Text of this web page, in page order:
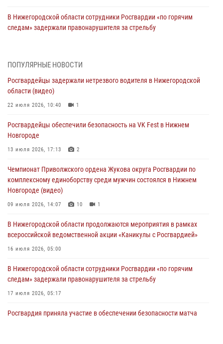
В Нижегородской области сотрудники Росгвардии «по горячим
следам» задержали правонарушителя за стрельбу
В Нижегородской области продолжаются мероприятия в рамках
16 июля 2026, 05:00
Росгвардейцы обеспечили безопасность на VK Fest в Нижнем
13 июля 2026, 17:13
Нижегородские росгвардейцы за прошедшую неделю выезжали
13 июля 2026, 06:45
Росгвардейцы предотвратили серию краж в Нижнем Новгороде
10 июля 2026, 09:38
ПОПУЛЯРНЫЕ НОВОСТИ
Росгвардейцы задержали нетрезвого водителя в Нижегородской
области (видео)
22 июля 2026, 10:40 1
Росгвардейцы обеспечили безопасность на VK Fest в Нижнем
Новгороде
13 июля 2026, 17:13 2
Чемпионат Приволжского ордена Жукова округа Росгвардии по
комплексному единоборству среди мужчин состоялся в Нижнем
Новгороде (видео)
09 июля 2026, 14:07 10 1
В Нижегородской области продолжаются мероприятия в рамках
всероссийской ведомственной акции «Каникулы с Росгвардией»
16 июля 2026, 05:00
В Нижегородской области сотрудники Росгвардии «по горячим
следам» задержали правонарушителя за стрельбу
17 июля 2026, 05:17
Росгвардия приняла участие в обеспечении безопасности матча